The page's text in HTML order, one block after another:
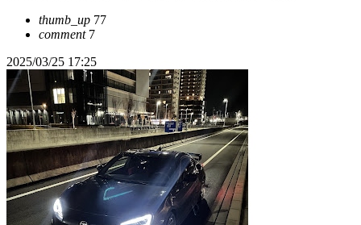
thumb_up 77
comment7
2025/03/25 17:25